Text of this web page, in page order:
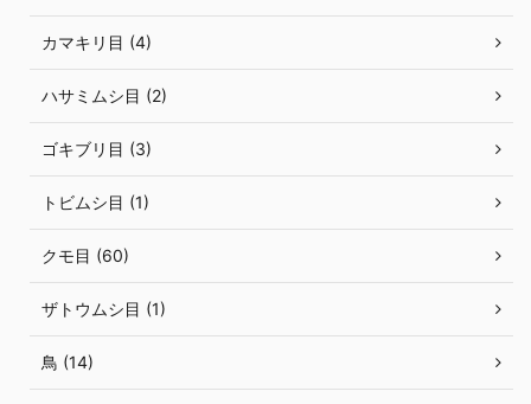
カマキリ目 (4)
ハサミムシ目 (2)
ゴキブリ目 (3)
トビムシ目 (1)
クモ目 (60)
ザトウムシ目 (1)
鳥 (14)